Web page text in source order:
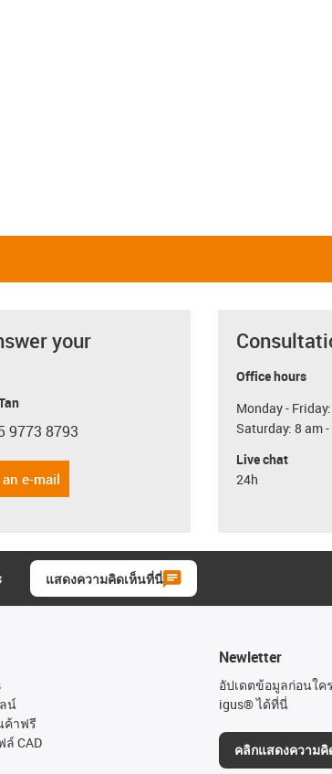
your
phone
9773 8793
e-mail
Office hours
Monday -
Saturday: 8 am
Live chat
24h
แสดงความคิดเห็นที่นี่
น์
ค้าฟรี
CAD
Newletter
อัปเดตข้อมูลก่อนใ
igus® ได้ที่นี่
คลิกแสดงความคิ